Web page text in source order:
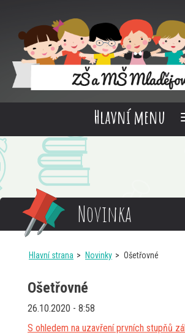
Hlavní menu
Novinka
Hlavní strana Novinky Ošetřovné
Ošetřovné
26.10.2020 - 8:58
S ohledem na uzavření prvních stupňů